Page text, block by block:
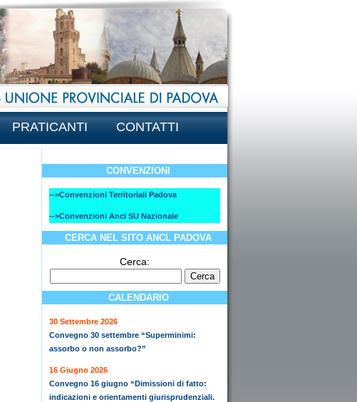
PRATICANTI CONTATTI
CONVENZIONI
-->Convenzioni Territoriali Padova
-->Convenzioni Ancl SU Nazionale
CERCA NEL SITO ANCL PADOVA
Cerca:
CALENDARIO
30 Settembre 2026
Convegno 30 settembre “Superminimi:
assorbo o non assorbo?”
16 Giugno 2026
Convegno 16 giugno “Dimissioni di fatto:
indicazioni e orientamenti giurisprudenziali.